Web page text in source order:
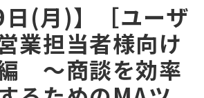
日(月)】［ユーザ
業担当者様向け
～商談を効率